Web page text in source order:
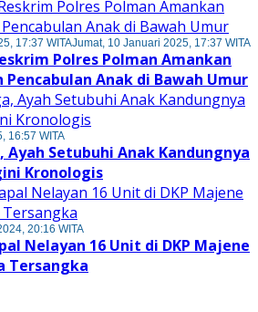
17:37 WITAJumat, 10 Januari 2025, 17:37 WITA
Polres Polman Amankan
Pencabulan Anak di Bawah Umur
16:57 WITA
Ayah Setubuhi Anak Kandungnya
Kronologis
20:16 WITA
Nelayan 16 Unit di DKP Majene
Tersangka